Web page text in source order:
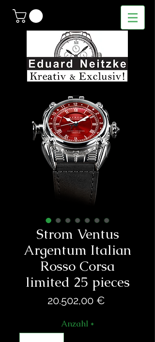
Strom Ventus
Argentum Italian
Rosso Corsa
limited 25 pieces
20.502,00 €
Anzahl *